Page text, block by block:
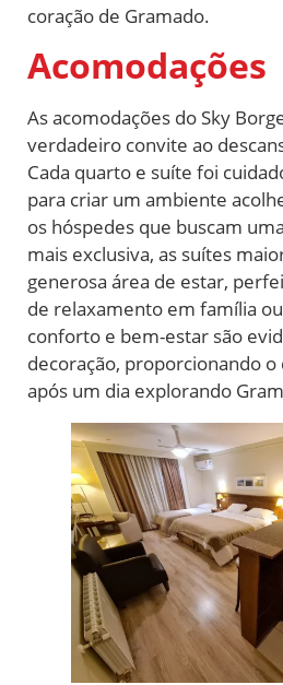
coração de Gramado.
Acomodações
As acomodações do Sky
verdadeiro convite ao
Cada quarto e suíte foi
para criar um ambiente
os hóspedes que buscam
mais exclusiva, as suítes
generosa área de estar,
de relaxamento em família
conforto e bem-estar são
decoração, proporcionando o
após um dia explorando